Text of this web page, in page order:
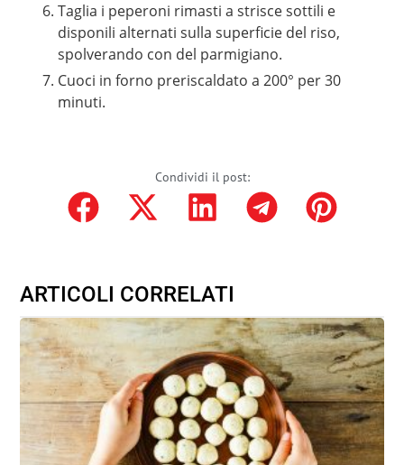
Taglia i peperoni rimasti a strisce sottili e
disponili alternati sulla superficie del riso,
spolverando con del parmigiano.
Cuoci in forno preriscaldato a 200° per 30
minuti.
Condividi il post:
ARTICOLI CORRELATI